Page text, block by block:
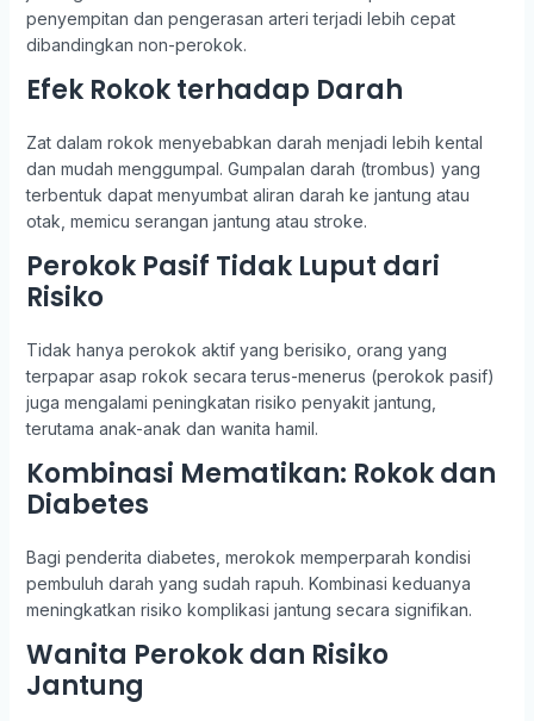
penyempitan dan pengerasan arteri terjadi lebih cepat
dibandingkan non-perokok.
Efek Rokok terhadap Darah
Zat dalam rokok menyebabkan darah menjadi lebih kental
dan mudah menggumpal. Gumpalan darah (trombus) yang
terbentuk dapat menyumbat aliran darah ke jantung atau
otak, memicu serangan jantung atau stroke.
Perokok Pasif Tidak Luput dari
Risiko
Tidak hanya perokok aktif yang berisiko, orang yang
terpapar asap rokok secara terus-menerus (perokok pasif)
juga mengalami peningkatan risiko penyakit jantung,
terutama anak-anak dan wanita hamil.
Kombinasi Mematikan: Rokok dan
Diabetes
Bagi penderita diabetes, merokok memperparah kondisi
pembuluh darah yang sudah rapuh. Kombinasi keduanya
meningkatkan risiko komplikasi jantung secara signifikan.
Wanita Perokok dan Risiko
Jantung